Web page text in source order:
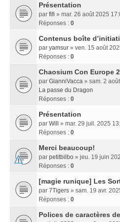
Présentation
par fifi » mar. 26 août 2025
Réponses : 0
Contenus boîte
par yamsur » ven. 15 août
Réponses : 0
Chaosium Con Europe
par GianniVacca » sam. 2
La passe du Dragon
Réponses : 0
Présentation
par Will » mar. 29 juil. 2025
Réponses : 0
Merci beaucoup!
par petitbilbo » jeu. 19 juin
Réponses : 0
[magie runique] Les
par 7Tigers » sam. 19 avr.
Réponses : 0
Polices de caractères